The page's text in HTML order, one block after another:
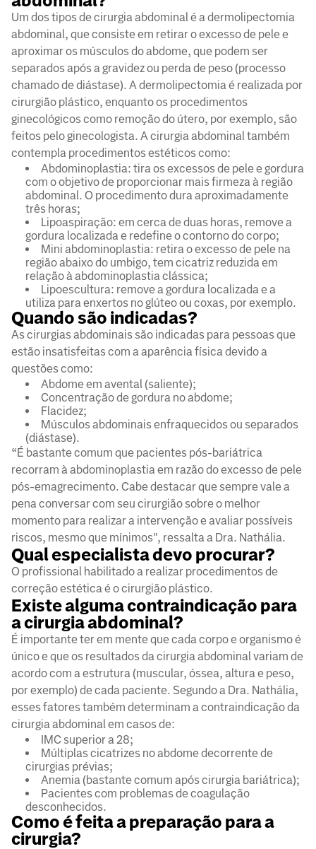
Um dos tipos de cirurgia abdominal é a dermolipectomia
abdominal, que consiste em retirar o excesso de pele e
aproximar os músculos do abdome, que podem ser
separados após a gravidez ou perda de peso (processo
chamado de diástase). A dermolipectomia é realizada por
cirurgião plástico, enquanto os procedimentos
ginecológicos como remoção do útero, por exemplo, são
feitos pelo ginecologista. A cirurgia abdominal também
contempla procedimentos estéticos como:
Abdominoplastia: tira os excessos de pele e gordura
com o objetivo de proporcionar mais firmeza à região
abdominal. O procedimento dura aproximadamente
três horas;
Lipoaspiração: em cerca de duas horas, remove a
gordura localizada e redefine o contorno do corpo;
Mini abdominoplastia: retira o excesso de pele na
região abaixo do umbigo, tem cicatriz reduzida em
relação à abdominoplastia clássica;
Lipoescultura: remove a gordura localizada e a
utiliza para enxertos no glúteo ou coxas, por exemplo.
Quando são indicadas?
As cirurgias abdominais são indicadas para pessoas que
estão insatisfeitas com a aparência física devido a
questões como:
Abdome em avental (saliente);
Concentração de gordura no abdome;
Flacidez;
Músculos abdominais enfraquecidos ou separados
(diástase).
“É bastante comum que pacientes pós-bariátrica
recorram à abdominoplastia em razão do excesso de pele
pós-emagrecimento. Cabe destacar que sempre vale a
pena conversar com seu cirurgião sobre o melhor
momento para realizar a intervenção e avaliar possíveis
riscos, mesmo que mínimos", ressalta a Dra. Nathália.
Qual especialista devo procurar?
O profissional habilitado a realizar procedimentos de
correção estética é o cirurgião plástico.
Existe alguma contraindicação para
a cirurgia abdominal?
É importante ter em mente que cada corpo e organismo é
único e que os resultados da cirurgia abdominal variam de
acordo com a estrutura (muscular, óssea, altura e peso,
por exemplo) de cada paciente. Segundo a Dra. Nathália,
esses fatores também determinam a contraindicação da
cirurgia abdominal em casos de:
IMC superior a 28;
Múltiplas cicatrizes no abdome decorrente de
cirurgias prévias;
Anemia (bastante comum após cirurgia bariátrica);
Pacientes com problemas de coagulação
desconhecidos.
Como é feita a preparação para a
cirurgia?